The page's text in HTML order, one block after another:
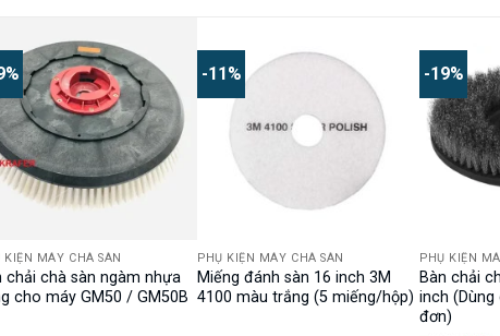
KIỆN MÁY CHÀ SÀN
chải chà sàn ngàm nhựa
cho máy GM50 / GM50B
-11%
PHỤ KIỆN MÁY CHÀ SÀN
Miếng đánh sàn 16 inch 3M
4100 màu trắng (5 miếng/hộp)
-19%
PHỤ KIỆN
Bàn chải
inch
đơn)